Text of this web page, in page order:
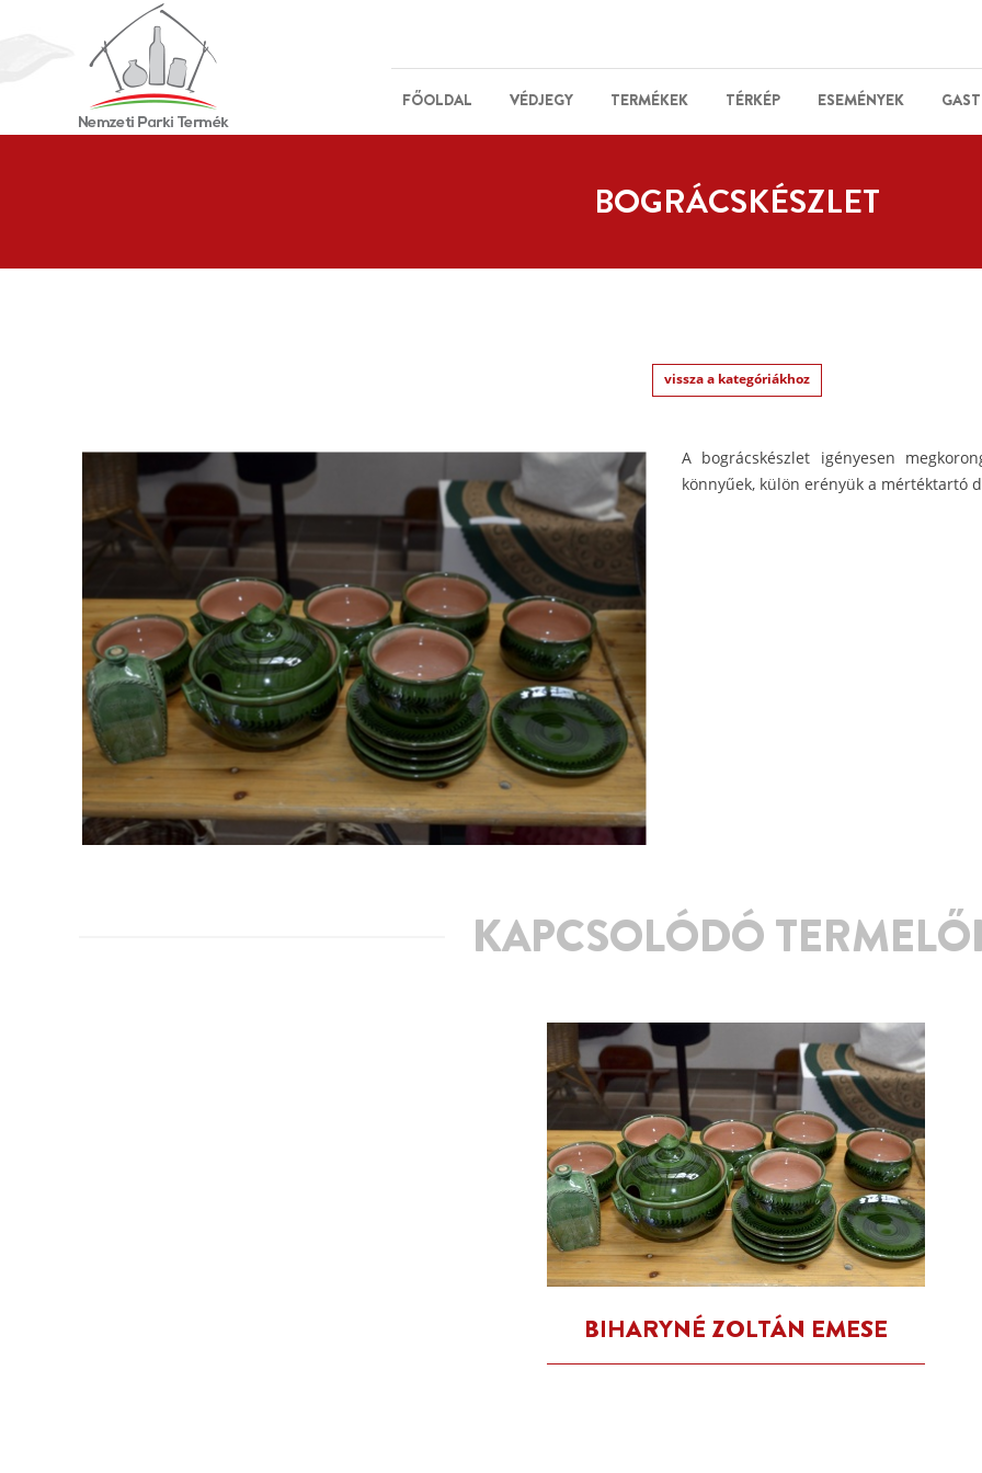
FŐOLDAL VÉDJEGY TERMÉKEK TÉRKÉP ESEMÉNYEK
BOGRÁCSKÉSZLET
vissza a kategóriákhoz
A bográcskészlet igényesen
könnyűek, külön erényük a mértéktartó
KAPCSOLÓDÓ
BIHARYNÉ ZOLTÁN EMESE